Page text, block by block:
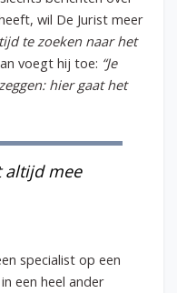
wil De Jurist meer
te zoeken naar het
voegt hij toe: “Je
hier gaat het
altijd mee
specialist op een
een heel ander